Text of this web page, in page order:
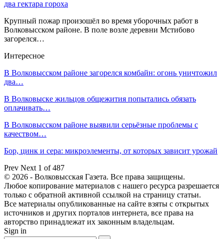
два гектара гороха
Крупный пожар произошёл во время уборочных работ в
Волковысском районе. В поле возле деревни Мстибово
загорелся…
Интересное
В Волковысском районе загорелся комбайн: огонь уничтожил
два…
В Волковыске жильцов общежития попытались обязать
оплачивать…
В Волковысском районе выявили серьёзные проблемы с
качеством…
Бор, цинк и сера: микроэлементы, от которых зависит урожай
Prev Next 1 of 487
© 2026 - Волковысская Газета. Все права защищены.
Любое копирование материалов с нашего ресурса разрешается
только с обратной активной ссылкой на страницу статьи.
Все материалы опубликованные на сайте взяты с открытых
источников и других порталов интернета, все права на
авторство принадлежат их законным владельцам.
Sign in